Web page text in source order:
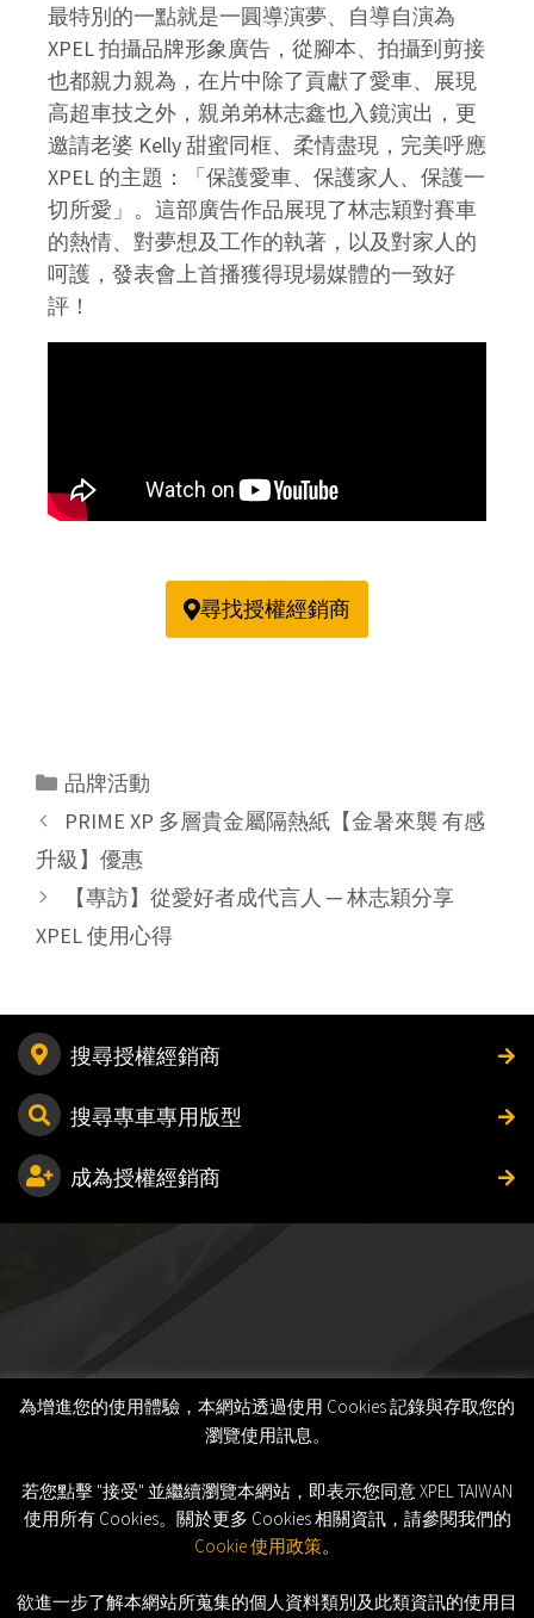
最特別的一點就是一圓導演夢、自導自演為
XPEL 拍攝品牌形象廣告，從腳本、拍攝到剪接
也都親力親為，在片中除了貢獻了愛車、展現
高超車技之外，親弟弟林志鑫也入鏡演出，更
邀請老婆 Kelly 甜蜜同框、柔情盡現，完美呼應
XPEL 的主題：「保護愛車、保護家人、保護一
切所愛」。這部廣告作品展現了林志穎對賽車
的熱情、對夢想及工作的執著，以及對家人的
呵護，發表會上首播獲得現場媒體的一致好
評！
尋找授權經銷商
品牌活動
PRIME XP 多層貴金屬隔熱紙【金暑來襲 有感
升級】優惠
【專訪】從愛好者成代言人 ─ 林志穎分享
XPEL 使用心得
搜尋授權經銷商
搜尋專車專用版型
成為授權經銷商
©2026 XPEL, Inc. All Rights Reserved.
為增進您的使用體驗，本網站透過使用 Cookies 記錄與存取您的
瀏覽使用訊息。
若您點擊 "接受" 並繼續瀏覽本網站，即表示您同意 XPEL TAIWAN
使用所有 Cookies。關於更多 Cookies 相關資訊，請參閱我們的
Cookie 使用政策。
欲進一步了解本網站所蒐集的個人資料類別及此類資訊的使用目